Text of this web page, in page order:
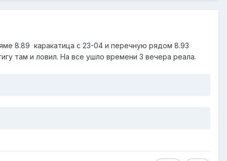
8.89 каракатица с 23-04 и перечную рядом 8.93
там и ловил. На все ушло времени 3 вечера реала.